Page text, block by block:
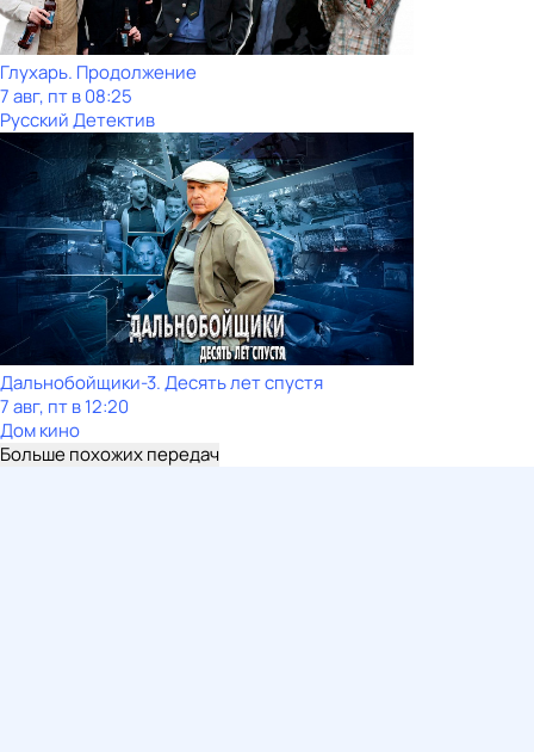
Глухарь. Продолжение
7 авг, пт в 08:25
Русский Детектив
Дальнобойщики-3. Десять лет спустя
7 авг, пт в 12:20
Дом кино
Больше похожих передач